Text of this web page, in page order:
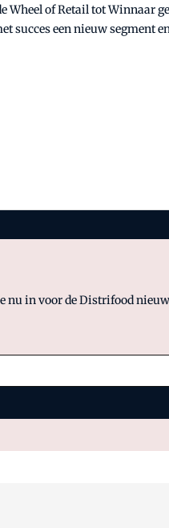
Wheel of Retail tot Winnaar
succes een nieuw segment
nu in voor de Distrifood